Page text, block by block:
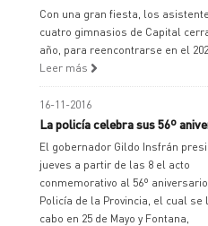
Con una gran fiesta, los
cuatro gimnasios de Capital
año, para reencontrarse en el
Leer más
16-11-2016
La policía celebra sus 56º
El gobernador Gildo Insfrán
jueves a partir de las 8 el acto
conmemorativo al 56º
Policía de la Provincia, el cual se
cabo en 25 de Mayo y Fontana,